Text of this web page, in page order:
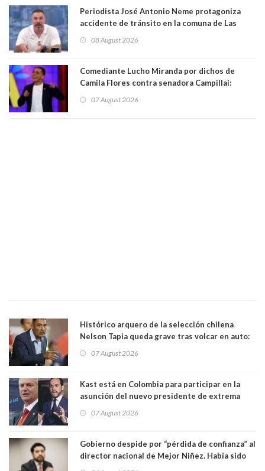
Periodista José Antonio Neme protagoniza
accidente de tránsito en la comuna de Las
08 August 2026
Comediante Lucho Miranda por dichos de
Camila Flores contra senadora Campillai:
forma de quitar dignidad"
07 August 2026
Histórico arquero de la selección chilena
Nelson Tapia queda grave tras volcar en auto:
07 August 2026
Kast está en Colombia para participar en la
asunción del nuevo presidente de extrema
07 August 2026
Gobierno despide por “pérdida de confianza” al
director nacional de Mejor Niñez. Había sido